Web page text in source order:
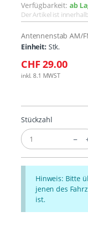
Verfügbarkeit: ab
Der Artikel ist
Antennenstab AM/
Einheit: Stk.
CHF 29.00
inkl. 8.1 MWST
Stückzahl
Hinweis: Bitte
jenen des
ist.